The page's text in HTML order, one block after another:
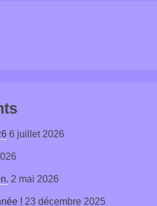
6 juillet 2026
2 mai 2026
! 23 décembre 2025